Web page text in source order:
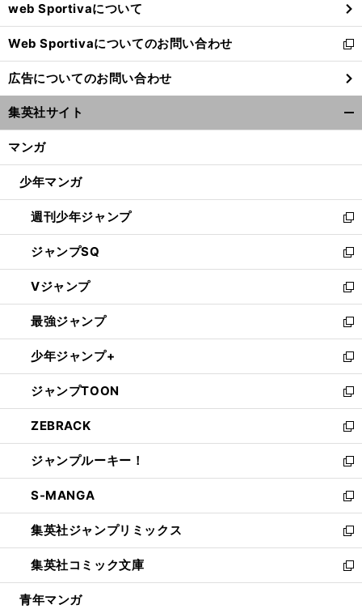
で
開
く
web Sportivaについて
Web Sportivaについてのお問い合わせ
新
し
い
ウ
ィ
ン
ウ
開
く
広告についてのお問い合わせ
集英社サイト
マンガ
少年マンガ
週刊少年ジャンプ
新
し
い
ウ
ィ
ン
ド
ウ
で
開
く
ジャンプSQ
新
し
い
ウ
ィ
ン
ド
ウ
で
開
く
Vジャンプ
新
し
い
ウ
ィ
ン
ド
ウ
で
開
く
最強ジャンプ
新
し
い
ウ
ィ
ン
ド
ウ
で
開
く
少年ジャンプ+
新
し
い
ウ
ィ
ン
ド
ウ
で
開
く
ジャンプTOON
新
し
い
ウ
ィ
ン
ド
ウ
で
開
く
ZEBRACK
新
し
い
ウ
ィ
ン
ド
ウ
で
開
ジャンプルーキー！
新
し
い
ウ
ィ
ン
ド
ウ
S-MANGA
新
し
い
ウ
ィ
ン
集英社ジャンプリミックス
新
し
い
ウ
集英社コミック文庫
新
し
青年マンガ